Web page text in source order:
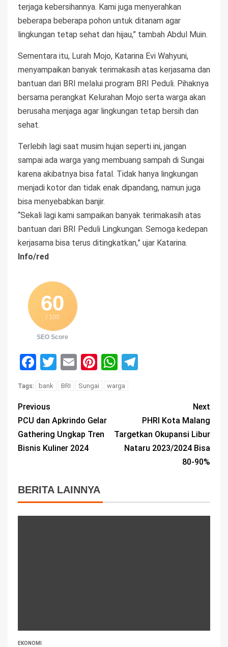
terjaga kebersihannya. Kami juga menyerahkan
beberapa beberapa pohon untuk ditanam agar
lingkungan tetap sehat dan hijau,” tambah Abdul Muin.
Sementara itu, Lurah Mojo, Katarina Evi Wahyuni,
menyampaikan banyak terimakasih atas kerjasama dan
bantuan dari BRI melalui program BRI Peduli. Pihaknya
bersama perangkat Kelurahan Mojo serta warga akan
berusaha menjaga agar lingkungan tetap bersih dan
sehat.
Terlebih lagi saat musim hujan seperti ini, jangan
sampai ada warga yang membuang sampah di Sungai
karena akibatnya bisa fatal. Tidak hanya lingkungan
menjadi kotor dan tidak enak dipandang, namun juga
bisa menyebabkan banjir.
“Sekali lagi kami sampaikan banyak terimakasih atas
bantuan dari BRI Peduli Lingkungan. Semoga kedepan
kerjasama bisa terus ditingkatkan,” ujar Katarina.
Info/red
60
/ 100
SEO Score
Facebook
Twitter
EmailPinterest
WhatsApp
Tags: bank BRI Sungai warga
Previous
PCU dan Apkrindo Gelar
Gathering Ungkap Tren
Bisnis Kuliner 2024
Next
PHRI Kota Malang
Targetkan Okupansi Libur
Nataru 2023/2024 Bisa
80-90%
BERITA LAINNYA
EKONOMI